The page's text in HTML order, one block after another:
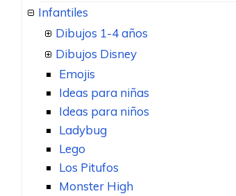
Infantiles
Dibujos 1-4 años
Dibujos Disney
Emojis
Ideas para niñas
Ideas para niños
Ladybug
Lego
Los Pitufos
Monster High